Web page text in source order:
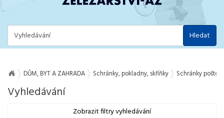
Hledat
DŮM, BYT A ZAHRADA Schránky, pokladny, skříňky Schránky
Vyhledávání
Zobrazit filtry vyhledávání